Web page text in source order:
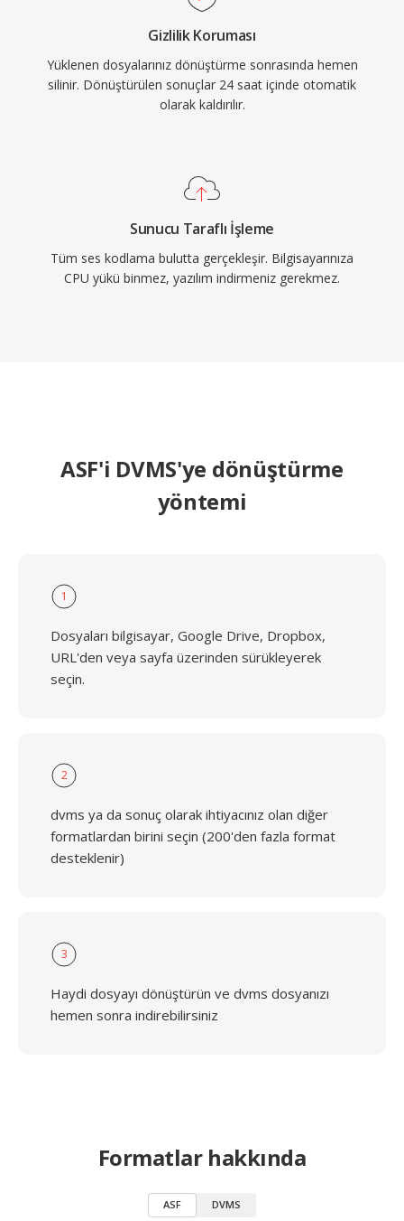
Gizlilik Koruması
Yüklenen dosyalarınız dönüştürme sonrasında hemen
silinir. Dönüştürülen sonuçlar 24 saat içinde otomatik
olarak kaldırılır.
Sunucu Taraflı İşleme
Tüm ses kodlama bulutta gerçekleşir. Bilgisayarınıza
CPU yükü binmez, yazılım indirmeniz gerekmez.
ASF'i DVMS'ye dönüştürme
yöntemi
1
Dosyaları bilgisayar, Google Drive, Dropbox,
URL'den veya sayfa üzerinden sürükleyerek
seçin.
2
dvms ya da sonuç olarak ihtiyacınız olan diğer
formatlardan birini seçin (200'den fazla format
desteklenir)
3
Haydi dosyayı dönüştürün ve dvms dosyanızı
hemen sonra indirebilirsiniz
Formatlar hakkında
ASF DVMS